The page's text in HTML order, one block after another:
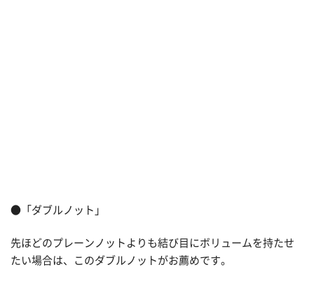
●「ダブルノット」
先ほどのプレーンノットよりも結び目にボリュームを持たせ
たい場合は、このダブルノットがお薦めです。